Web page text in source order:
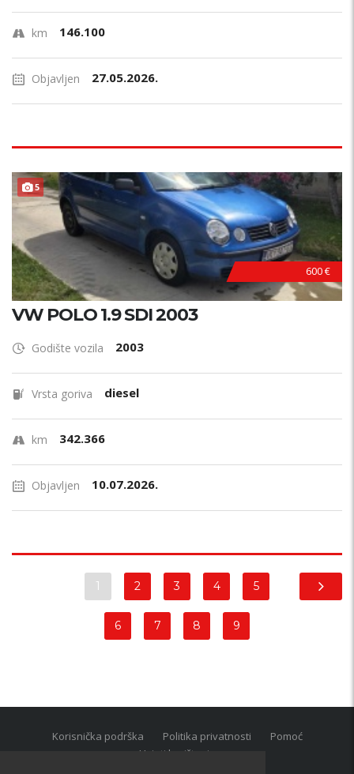
km 146.100
Objavljen 27.05.2026.
5
600 €
VW POLO 1.9 SDI 2003
Godište vozila 2003
Vrsta goriva diesel
km 342.366
Objavljen 10.07.2026.
1 2 3 4 5
6 7 8 9
Korisnička podrška Politika privatnosti
Pomoć
Uvjeti korištenja